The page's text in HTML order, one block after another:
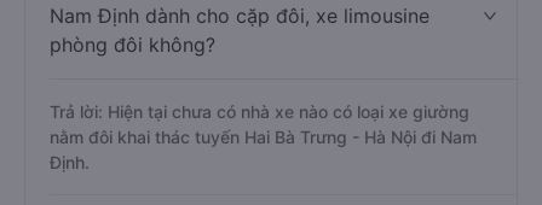
Nam Định dành cho cặp đôi, xe limousine
phòng đôi không?
Trả lời: Hiện tại chưa có nhà xe nào có loại xe giường
nằm đôi khai thác tuyến Hai Bà Trưng - Hà Nội đi Nam
Định.